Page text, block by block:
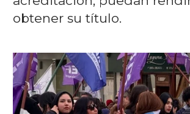
obtener su título.